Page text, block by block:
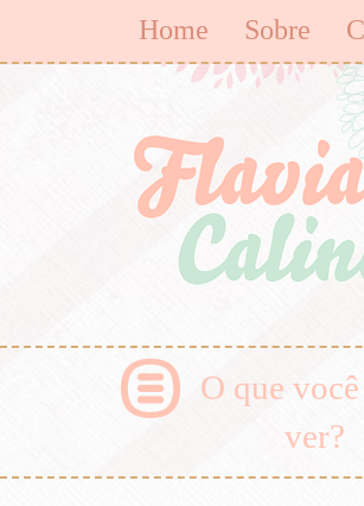
Home Sobre
O que
ver?